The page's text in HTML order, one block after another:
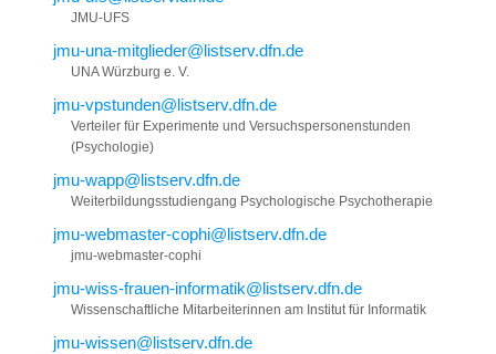
JMU-UFS
jmu-una-mitglieder@listserv.dfn.de
UNA Würzburg e. V.
jmu-vpstunden@listserv.dfn.de
Verteiler für Experimente und Versuchspersonenstunden
(Psychologie)
jmu-wapp@listserv.dfn.de
Weiterbildungsstudiengang Psychologische Psychotherapie
jmu-webmaster-cophi@listserv.dfn.de
jmu-webmaster-cophi
jmu-wiss-frauen-informatik@listserv.dfn.de
Wissenschaftliche Mitarbeiterinnen am Institut für Informatik
jmu-wissen@listserv.dfn.de